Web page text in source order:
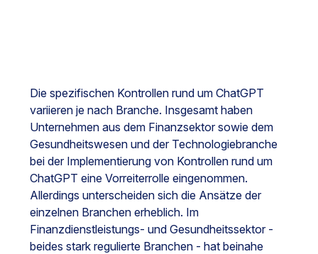
Die spezifischen Kontrollen rund um ChatGPT
variieren je nach Branche. Insgesamt haben
Unternehmen aus dem Finanzsektor sowie dem
Gesundheitswesen und der Technologiebranche
bei der Implementierung von Kontrollen rund um
ChatGPT eine Vorreiterrolle eingenommen.
Allerdings unterscheiden sich die Ansätze der
einzelnen Branchen erheblich. Im
Finanzdienstleistungs- und Gesundheitssektor -
beides stark regulierte Branchen - hat beinahe